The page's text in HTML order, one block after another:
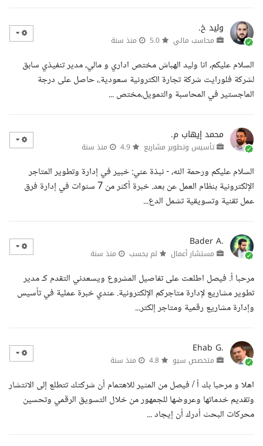
وليد خ.
محاسب مالي منذ سنة
السلام عليكم، انا وليد الهباش مختص اداري و مالي، مدير تنفيذي سابق
لشركة فلورايت شركة تجارة الكترونية سعودية.، حاصل على درجة
الماجستير في المحاسبة والتمويل،مختص ...
محمد إيهاب م.
تأسيس وتطوير مشاريع منذ سنة
السلام عليكم ورحمة الله، - نبذة عني: خبير في إدارة وتطوير المتاجر
الإلكترونية بنظام العمل عن بعد. خبرة أكثر من 7 سنوات في إدارة فرق
عمل تقنية وتسويقية تشمل الدع...
Bader A.
مستشار أعمال لم يحسب منذ سنة
مرحبا أ. فيصل اطلعت على تفاصيل المشروع ويسعدني التقدم كـ مدير
تطوير مشاريع لإدارة متاجركم الإلكترونية. عندي خبرة عملية في تأسيس
وإدارة مشاريع رقمية ومتاجر إلكتر...
Ehab G.
متخصص سيو منذ سنة
اهلا و مرحبا بك أ / فيصل من المثير للاهتمام أن شركتك تتطلع إلى الانتشار
وتقديم خدماتها وعروضها للجمهور من خلال التسويق الرقمي وتحسين
محركات البحث أدرك أن إيجاد ...